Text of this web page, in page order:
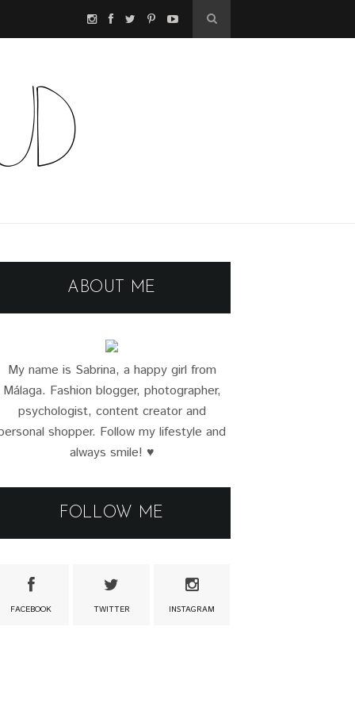
ABOUT ME
My name is Sabrina, a happy girl from
Málaga. Fashion blogger, photographer,
psychologist, content creator and
shopper. Follow my lifestyle and
always smile! ♥
FOLLOW ME
FACEBOOK TWITTER INSTAGRAM